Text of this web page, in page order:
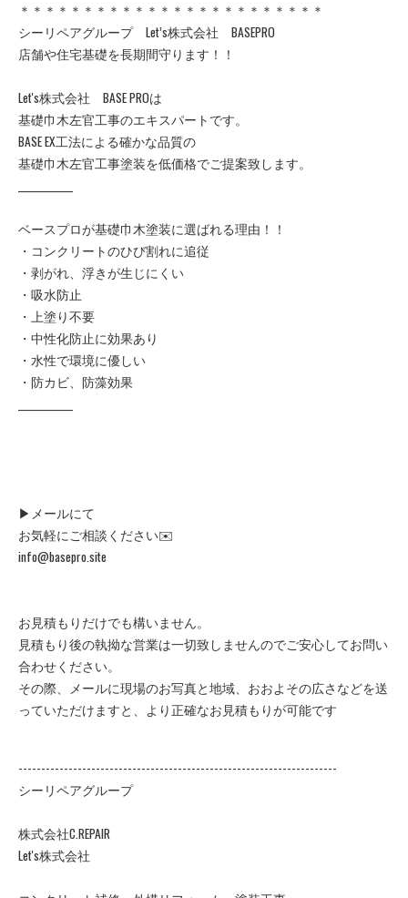
＊＊＊＊＊＊＊＊＊＊＊＊＊＊＊＊＊＊＊＊＊＊＊＊
シーリペアグループ Let’s株式会社 BASEPRO
店舗や住宅基礎を長期間守ります！！
Let's株式会社 BASE PROは
基礎巾木左官工事のエキスパートです。
BASE EX工法による確かな品質の
基礎巾木左官工事塗装を低価格でご提案致します。
ベースプロが基礎巾木塗装に選ばれる理由！！
・コンクリートのひび割れに追従
・剥がれ、浮きが生じにくい
・吸水防止
・上塗り不要
・中性化防止に効果あり
・水性で環境に優しい
・防カビ、防藻効果
▶メールにて
お気軽にご相談ください✉️
info@basepro.site
お見積もりだけでも構いません。
見積もり後の執拗な営業は一切致しませんのでご安心してお問い
合わせください。
その際、メールに現場のお写真と地域、おおよその広さなどを送
っていただけますと、より正確なお見積もりが可能です
----------------------------------------------------------------------
シーリペアグループ
株式会社C.REPAIR
Let's株式会社